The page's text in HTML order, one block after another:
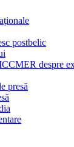
postbelic
despre
presă